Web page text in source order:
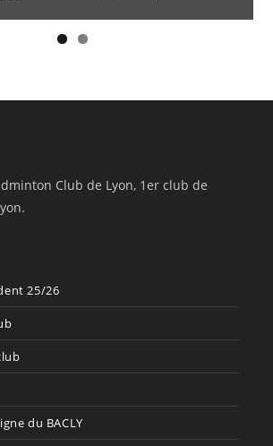
Club de Lyon, 1er club de
25/26
du BACLY